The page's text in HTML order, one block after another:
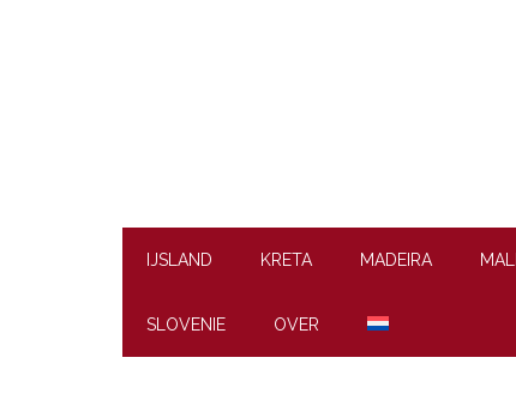
IJSLAND KRETA MADEIRA
SLOVENIE OVER